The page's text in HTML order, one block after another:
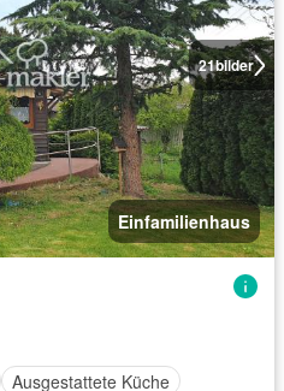
21bilder
Einfamilienhaus
Ausgestattete Küche